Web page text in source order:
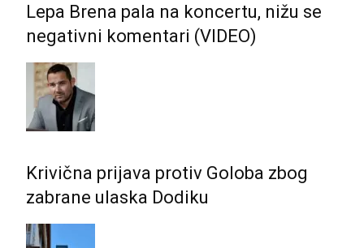
Lepa Brena pala na koncertu, nižu se
negativni komentari (VIDEO)
Krivična prijava protiv Goloba zbog
zabrane ulaska Dodiku